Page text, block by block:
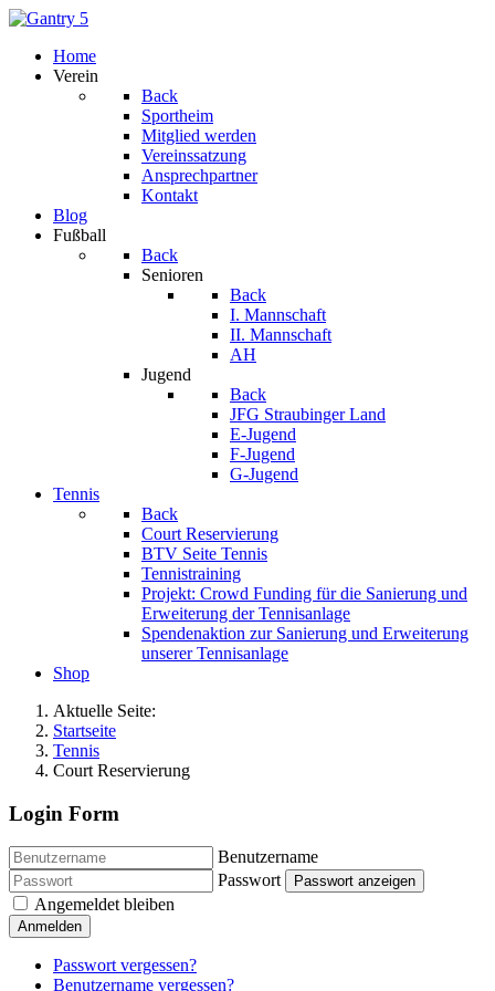
Home
Verein
Back
Sportheim
Mitglied werden
Vereinssatzung
Ansprechpartner
Kontakt
Blog
Fußball
Back
Senioren
Back
I. Mannschaft
II. Mannschaft
AH
Jugend
Back
JFG Straubinger Land
E-Jugend
F-Jugend
G-Jugend
Tennis
Back
Court Reservierung
BTV Seite Tennis
Tennistraining
Projekt: Crowd Funding für die Sanierung und
Erweiterung der Tennisanlage
Spendenaktion zur Sanierung und Erweiterung
unserer Tennisanlage
Shop
Aktuelle Seite:
Startseite
Tennis
Court Reservierung
Login Form
Benutzername
Passwort
Passwort anzeigen
Angemeldet bleiben
Anmelden
Passwort vergessen?
Benutzername vergessen?